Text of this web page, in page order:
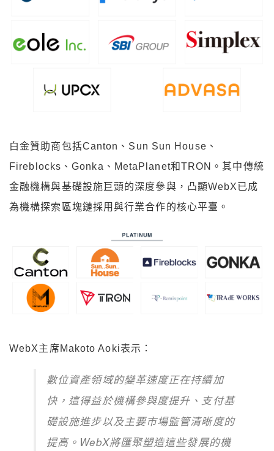
白金贊助商包括Canton、Sun Sun House、
Fireblocks、Gonka、MetaPlanet和TRON。其中傳統
金融機構與基礎設施巨頭的深度參與，凸顯WebX已成
為機構探索區塊鏈採用與行業合作的核心平臺。
WebX主席Makoto Aoki表示：
數位資產領域的變革速度正在持續加
快，這得益於機構參與度提升、支付基
礎設施進步以及主要市場監管清晰度的
提高。WebX將匯聚塑造這些發展的機